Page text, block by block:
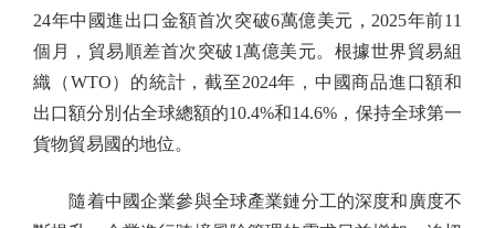
24年中國進出口金額首次突破6萬億美元，2025年前11
個月，貿易順差首次突破1萬億美元。根據世界貿易組
織（WTO）的統計，截至2024年，中國商品進口額和
出口額分別佔全球總額的10.4%和14.6%，保持全球第一
貨物貿易國的地位。
隨着中國企業參與全球產業鏈分工的深度和廣度不